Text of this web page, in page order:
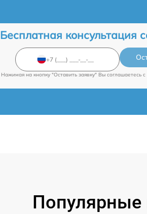
Бесплатная консультация
Нажимая на кнопку "Оставить заявку" Вы соглашаетесь c